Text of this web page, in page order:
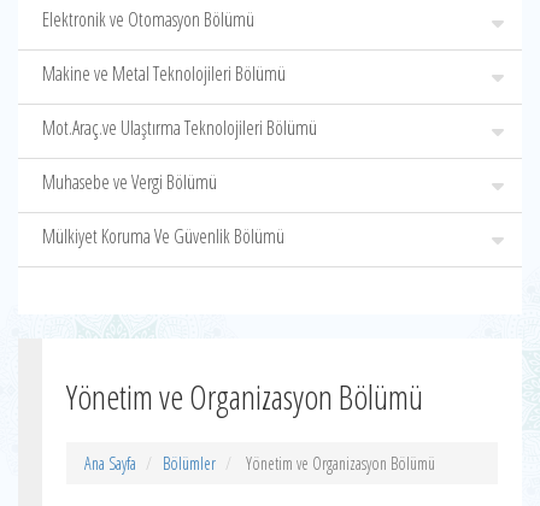
Elektronik ve Otomasyon Bölümü
Makine ve Metal Teknolojileri Bölümü
Mot.Araç.ve Ulaştırma Teknolojileri Bölümü
Muhasebe ve Vergi Bölümü
Mülkiyet Koruma Ve Güvenlik Bölümü
Yönetim ve Organizasyon Bölümü
Ana Sayfa Bölümler Yönetim ve Organizasyon Bölümü